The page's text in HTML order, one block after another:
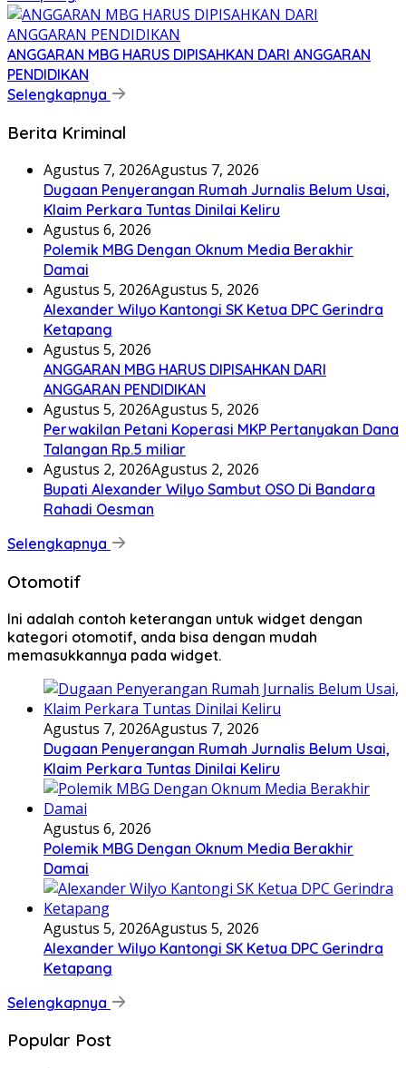
ANGGARAN MBG HARUS DIPISAHKAN DARI ANGGARAN
PENDIDIKAN
Selengkapnya
Berita Kriminal
Agustus 7, 2026Agustus 7, 2026
Dugaan Penyerangan Rumah Jurnalis Belum Usai,
Klaim Perkara Tuntas Dinilai Keliru
Agustus 6, 2026
Polemik MBG Dengan Oknum Media Berakhir
Damai
Agustus 5, 2026Agustus 5, 2026
Alexander Wilyo Kantongi SK Ketua DPC Gerindra
Ketapang
Agustus 5, 2026
ANGGARAN MBG HARUS DIPISAHKAN DARI
ANGGARAN PENDIDIKAN
Agustus 5, 2026Agustus 5, 2026
Perwakilan Petani Koperasi MKP Pertanyakan Dana
Talangan Rp.5 miliar
Agustus 2, 2026Agustus 2, 2026
Bupati Alexander Wilyo Sambut OSO Di Bandara
Rahadi Oesman
Selengkapnya
Otomotif
Ini adalah contoh keterangan untuk widget dengan
kategori otomotif, anda bisa dengan mudah
memasukkannya pada widget.
Agustus 7, 2026Agustus 7, 2026
Dugaan Penyerangan Rumah Jurnalis Belum Usai,
Klaim Perkara Tuntas Dinilai Keliru
Agustus 6, 2026
Polemik MBG Dengan Oknum Media Berakhir
Damai
Agustus 5, 2026Agustus 5, 2026
Alexander Wilyo Kantongi SK Ketua DPC Gerindra
Ketapang
Selengkapnya
Popular Post